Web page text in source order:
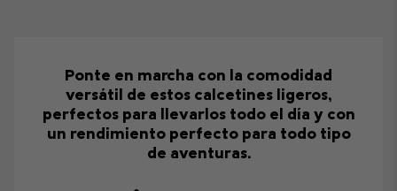
Ponte en marcha con la comodidad
versátil de estos calcetines ligeros,
perfectos para llevarlos todo el día y con
un rendimiento perfecto para todo tipo
de aventuras.